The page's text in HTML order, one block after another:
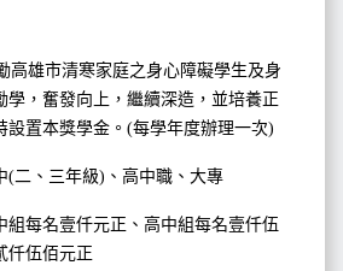
雄市清寒家庭之身心障礙學生及身
，奮發向上， 繼續深造，並培養正
設置本獎學金。(每學年度辦理一次)
(二、三年級)、高中職、大專
組每名壹仟元正、高中組每名壹仟伍
仟伍佰元正